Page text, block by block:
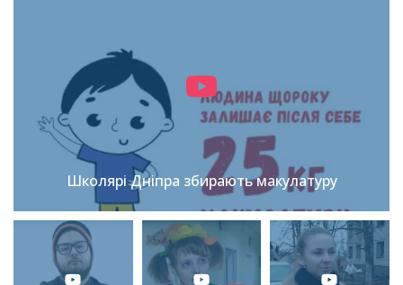
Школярі Дніпра збирають макулатуру